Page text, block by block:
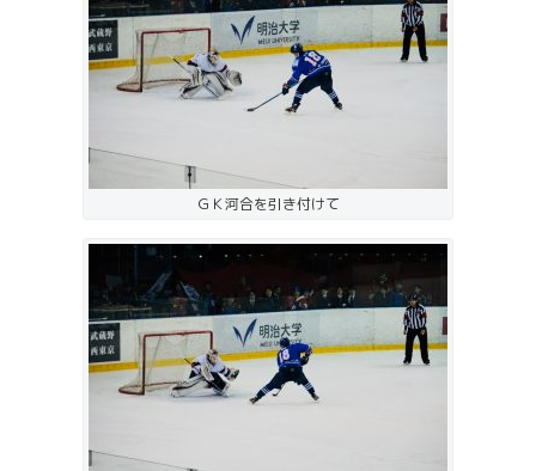
ＧＫ河合を引き付けて